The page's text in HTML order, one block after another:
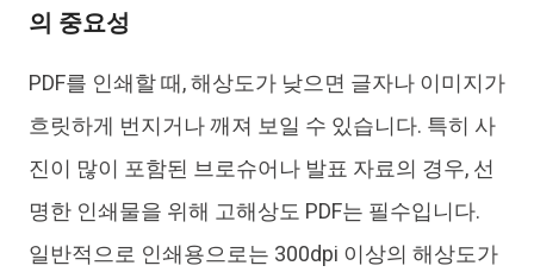
의 중요성
PDF를 인쇄할 때, 해상도가 낮으면 글자나 이미지가
흐릿하게 번지거나 깨져 보일 수 있습니다. 특히 사
진이 많이 포함된 브로슈어나 발표 자료의 경우, 선
명한 인쇄물을 위해 고해상도 PDF는 필수입니다.
일반적으로 인쇄용으로는 300dpi 이상의 해상도가